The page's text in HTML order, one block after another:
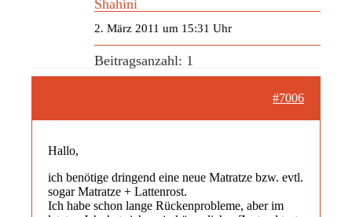
Shahini
2. März 2011 um 15:31 Uhr
Beitragsanzahl: 1
#7006
Hallo,
ich benötige dringend eine neue Matratze bzw. evtl.
sogar Matratze + Lattenrost.
Ich habe schon lange Rückenprobleme, aber im